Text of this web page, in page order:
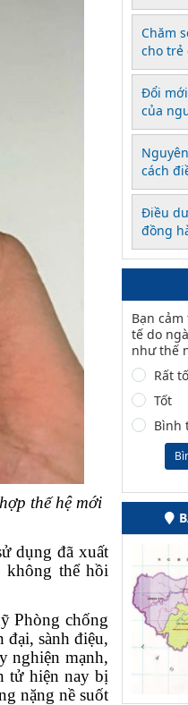
thế hệ mới
dụng đã xuất
không thể hồi
Phòng chống
đại, sành điệu,
nghiện mạnh,
tử hiện nay bị
nặng nề suốt
Chăm
cho trẻ
Đổi
của
cách
Điều
đồng
Bạn
tế do
như thế
Rất
Tốt
Bình